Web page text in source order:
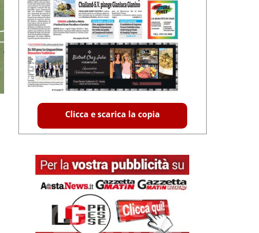
Clicca e scarica la copia